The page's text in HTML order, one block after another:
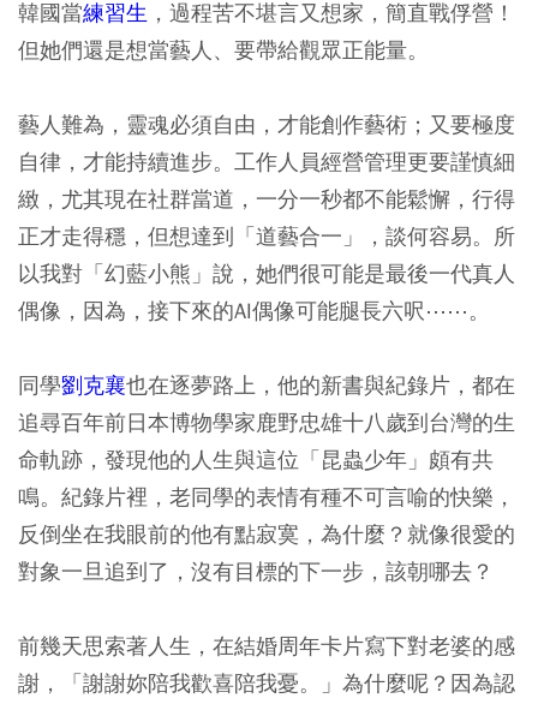
韓國當練習生 ，過程苦不堪言又想家，簡直戰俘營！
但她們還是想當藝人、要帶給觀眾正能量。
藝人難為，靈魂必須自由，才能創作藝術；又要極度
自律，才能持續進步。工作人員經營管理更要謹慎細
緻，尤其現在社群當道，一分一秒都不能鬆懈，行得
正才走得穩，但想達到「道藝合一」，談何容易。所
以我對「幻藍小熊」說，她們很可能是最後一代真人
偶像，因為，接下來的AI偶像可能腿長六呎⋯⋯。
同學劉克襄也在逐夢路上，他的新書與紀錄片，都在
追尋百年前日本博物學家鹿野忠雄十八歲到台灣的生
命軌跡，發現他的人生與這位「昆蟲少年」頗有共
鳴。紀錄片裡，老同學的表情有種不可言喻的快樂，
反倒坐在我眼前的他有點寂寞，為什麼？就像很愛的
對象一旦追到了，沒有目標的下一步，該朝哪去？
前幾天思索著人生，在結婚周年卡片寫下對老婆的感
謝，「謝謝妳陪我歡喜陪我憂。」為什麼呢？因為認